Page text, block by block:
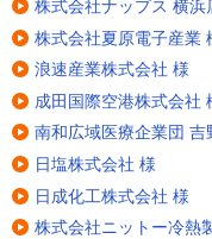
株式会社ナップス 横浜
株式会社夏原電子産業
浪速産業株式会社 様
成田国際空港株式会社
南和広域医療企業団 吉
日塩株式会社 様
日成化工株式会社 様
株式会社ニットー冷熱